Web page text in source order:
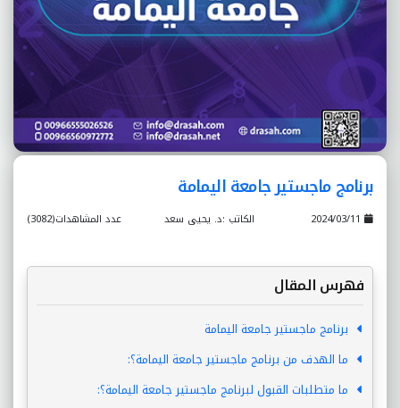
برنامج ماجستير جامعة اليمامة
عدد المشاهدات(3082) الكاتب :د. يحيى سعد
فهرس المقال
برنامج ماجستير جامعة اليمامة
ما الهدف من برنامج ماجستير جامعة اليمامة؟:
ما متطلبات القبول لبرنامج ماجستير جامعة اليمامة؟: